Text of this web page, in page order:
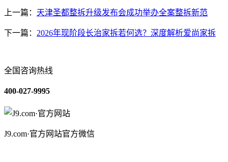
上一篇： 天津圣都整拆升级发布会成功举办全案整拆新范
下一篇： 2026年现阶段长治家拆若何选？深度解析爱尚家拆
全国咨询热线
400-027-9995
J9.com·官方网站官方微信